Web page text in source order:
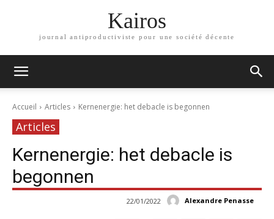
Kairos
journal antiproductiviste pour une société décente
Accueil Articles Kernenergie: het debacle is begonnen
Articles
Kernenergie: het debacle is
begonnen
Alexandre Penasse
22/01/2022